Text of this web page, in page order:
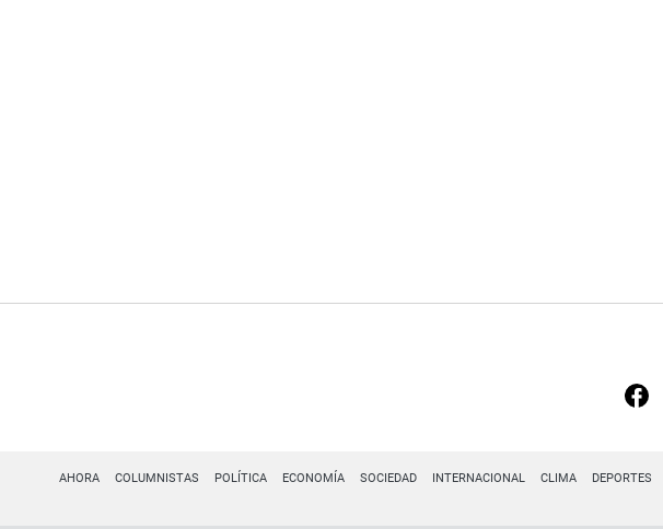
AHORA COLUMNISTAS POLÍTICA ECONOMÍA SOCIEDAD INTERNACIONAL CLIMA DEPORTES